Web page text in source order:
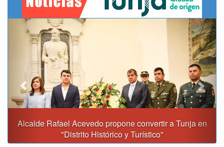
Alcalde Rafael Acevedo propone convertir a Tunja en
"Distrito Histórico y Turístico"
Previous Next